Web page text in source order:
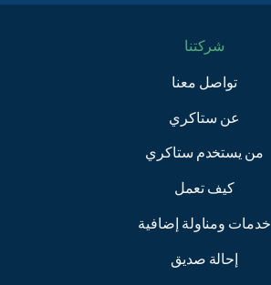
شركتنا
تواصل معنا
عن ستاكري
من يستخدم ستاكري
كيف تعمل
خدمات ومناولة إضافية
إحالة صديق